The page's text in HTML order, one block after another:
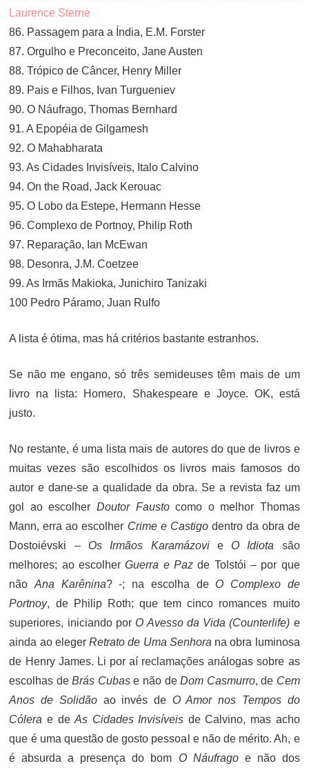
Laurence Sterne
86. Passagem para a Índia, E.M. Forster
87. Orgulho e Preconceito, Jane Austen
88. Trópico de Câncer, Henry Miller
89. Pais e Filhos, Ivan Turgueniev
90. O Náufrago, Thomas Bernhard
91. A Epopéia de Gilgamesh
92. O Mahabharata
93. As Cidades Invisíveis, Italo Calvino
94. On the Road, Jack Kerouac
95. O Lobo da Estepe, Hermann Hesse
96. Complexo de Portnoy, Philip Roth
97. Reparação, Ian McEwan
98. Desonra, J.M. Coetzee
99. As Irmãs Makioka, Junichiro Tanizaki
100 Pedro Páramo, Juan Rulfo
A lista é ótima, mas há critérios bastante estranhos.
Se não me engano, só três semideuses têm mais de um
livro na lista: Homero, Shakespeare e Joyce. OK, está
justo.
No restante, é uma lista mais de autores do que de livros e
muitas vezes são escolhidos os livros mais famosos do
autor e dane-se a qualidade da obra. Se a revista faz um
gol ao escolher Doutor Faustocomo o melhor Thomas
Mann, erra ao escolher Crime e Castigo dentro da obra de
Dostoiévski – Os Irmãos Karamázovi e O Idiota são
melhores; ao escolherGuerra e Paz de Tolstói – por que
nãoAna Karênina? -; na escolha de O Complexo de
Portnoy, de Philip Roth; que tem cinco romances muito
superiores, iniciando por O Avesso da Vida (Counterlife) e
ainda ao elegerRetrato de Uma Senhora na obra luminosa
de Henry James. Li por aí reclamações análogas sobre as
escolhas deBrás Cubase não deDom Casmurro, de Cem
Anos de Solidãoao invés de O Amor nos Tempos do
Cólera e deAs Cidades Invisíveis de Calvino, mas acho
que é uma questão de gosto pessoal e não de mérito. Ah, e
é absurda a presença do bom O Náufragoe não dos